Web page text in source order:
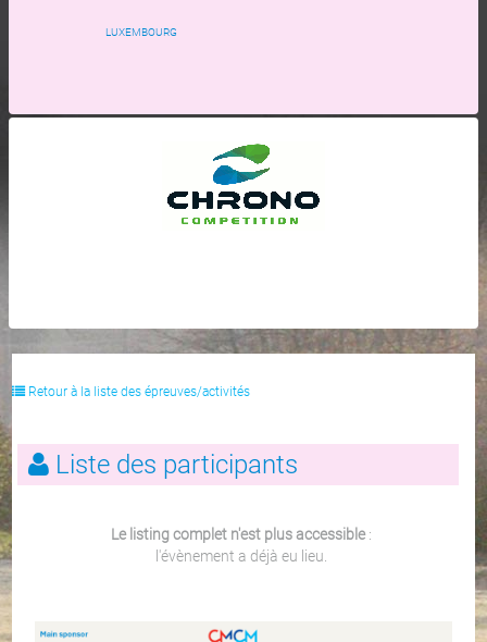
LUXEMBOURG
Retour à la liste des épreuves/activités
Liste des participants
Le listing complet n'est plus accessible:
l'évènement a déjà eu lieu.